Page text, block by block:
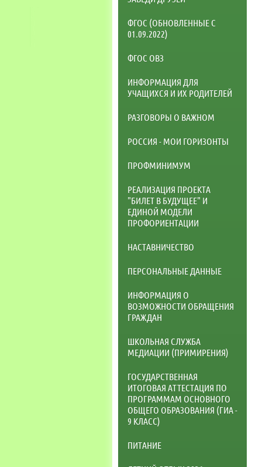
ФГОС (ОБНОВЛЕННЫЕ С
01.09.2022)
ФГОС ОВЗ
ИНФОРМАЦИЯ ДЛЯ
УЧАЩИХСЯ И ИХ РОДИТЕЛЕЙ
РАЗГОВОРЫ О ВАЖНОМ
РОССИЯ - МОИ ГОРИЗОНТЫ
ПРОФМИНИМУМ
РЕАЛИЗАЦИЯ ПРОЕКТА
"БИЛЕТ В БУДУЩЕЕ" И
ЕДИНОЙ МОДЕЛИ
ПРОФОРИЕНТАЦИИ
НАСТАВНИЧЕСТВО
ПЕРСОНАЛЬНЫЕ ДАННЫЕ
ИНФОРМАЦИЯ О
ВОЗМОЖНОСТИ ОБРАЩЕНИЯ
ГРАЖДАН
ШКОЛЬНАЯ СЛУЖБА
МЕДИАЦИИ (ПРИМИРЕНИЯ)
ГОСУДАРСТВЕННАЯ
ИТОГОВАЯ АТТЕСТАЦИЯ ПО
ПРОГРАММАМ ОСНОВНОГО
ОБЩЕГО ОБРАЗОВАНИЯ (ГИА -
9 КЛАСС)
ПИТАНИЕ